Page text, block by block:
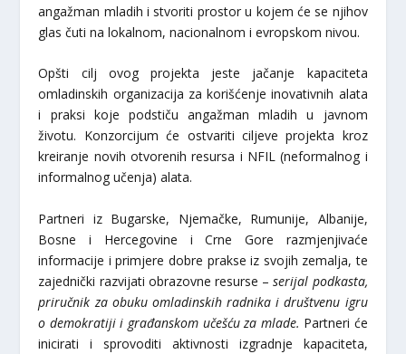
angažman mladih i stvoriti prostor u kojem će se njihov
glas čuti na lokalnom, nacionalnom i evropskom nivou.
Opšti cilj ovog projekta jeste jačanje kapaciteta
omladinskih organizacija za korišćenje inovativnih alata
i praksi koje podstiču angažman mladih u javnom
životu. Konzorcijum će ostvariti ciljeve projekta kroz
kreiranje novih otvorenih resursa i NFIL (neformalnog i
informalnog učenja) alata.
Partneri iz Bugarske, Njemačke, Rumunije, Albanije,
Bosne i Hercegovine i Crne Gore razmjenjivaće
informacije i primjere dobre prakse iz svojih zemalja, te
zajednički razvijati obrazovne resurse –serijal podkasta,
priručnik za obuku omladinskih radnika i društvenu igru
o demokratiji i građanskom učešću za mlade. Partneri će
inicirati i sprovoditi aktivnosti izgradnje kapaciteta,